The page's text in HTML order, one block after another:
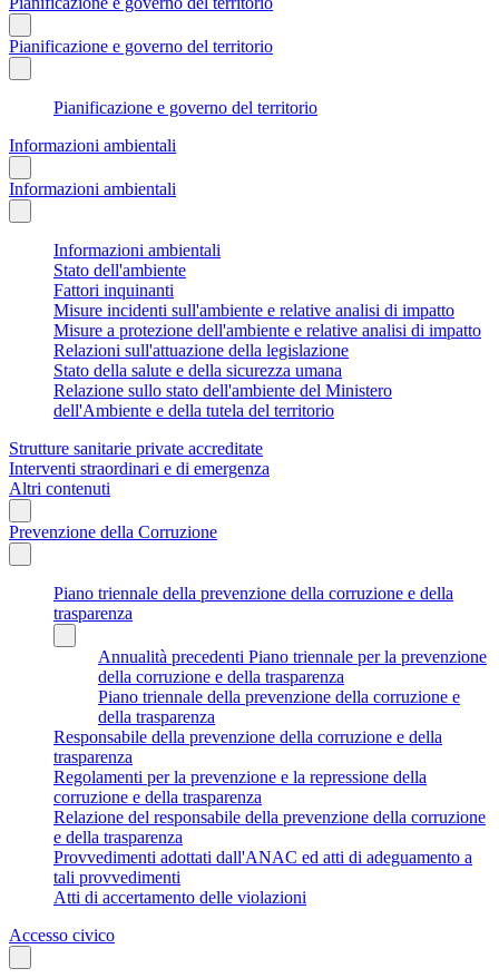
Pianificazione e governo del territorio
Pianificazione e governo del territorio
Informazioni ambientali
Informazioni ambientali
Informazioni ambientali
Stato dell'ambiente
Fattori inquinanti
Misure incidenti sull'ambiente e relative analisi di impatto
Misure a protezione dell'ambiente e relative analisi di impatto
Relazioni sull'attuazione della legislazione
Stato della salute e della sicurezza umana
Relazione sullo stato dell'ambiente del Ministero
dell'Ambiente e della tutela del territorio
Strutture sanitarie private accreditate
Interventi straordinari e di emergenza
Altri contenuti
Prevenzione della Corruzione
Piano triennale della prevenzione della corruzione e della
trasparenza
Annualità precedenti Piano triennale per la prevenzione
della corruzione e della trasparenza
Piano triennale della prevenzione della corruzione e
della trasparenza
Responsabile della prevenzione della corruzione e della
trasparenza
Regolamenti per la prevenzione e la repressione della
corruzione e della trasparenza
Relazione del responsabile della prevenzione della corruzione
e della trasparenza
Provvedimenti adottati dall'ANAC ed atti di adeguamento a
tali provvedimenti
Atti di accertamento delle violazioni
Accesso civico